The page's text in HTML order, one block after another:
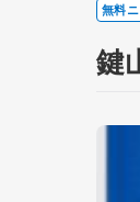
無料
鍵